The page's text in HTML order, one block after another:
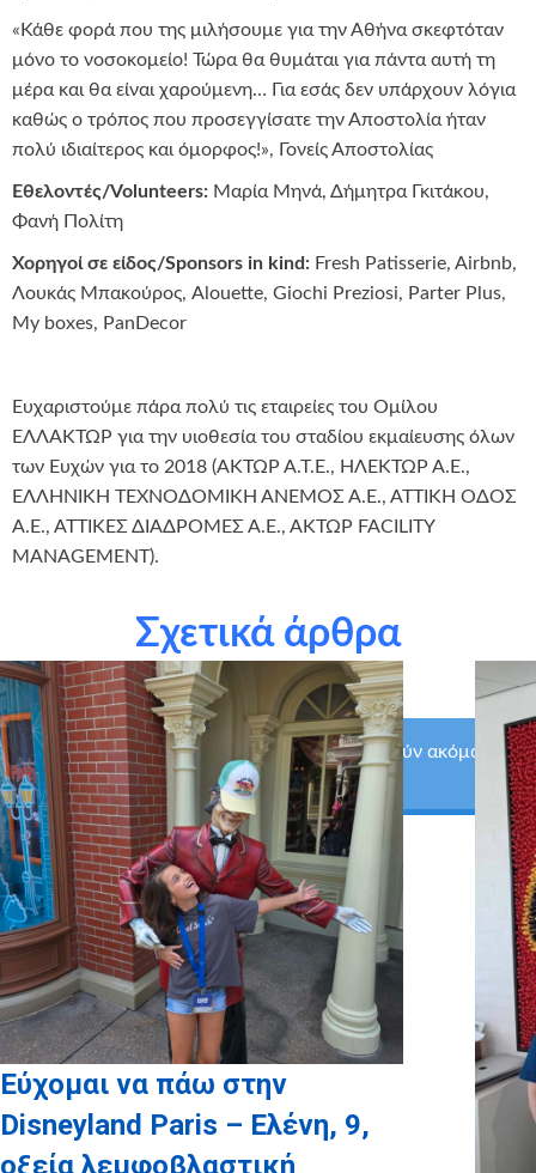
«Κάθε φορά που της μιλήσουμε για την Αθήνα σκεφτόταν
μόνο το νοσοκομείο! Τώρα θα θυμάται για πάντα αυτή τη
μέρα και θα είναι χαρούμενη… Για εσάς δεν υπάρχουν λόγια
καθώς ο τρόπος που προσεγγίσατε την Αποστολία ήταν
πολύ ιδιαίτερος και όμορφος!», Γονείς Αποστολίας
Εθελοντές/Volunteers: Μαρία Μηνά, Δήμητρα Γκιτάκου,
Φανή Πολίτη
Χορηγοί σε είδος/Sponsors in kind: Fresh Patisserie, Airbnb,
Λουκάς Μπακούρος, Alouette, Giochi Preziosi, Parter Plus,
My boxes, PanDecor
Ευχαριστούμε πάρα πολύ τις εταιρείες του Ομίλου
ΕΛΛΑΚΤΩΡ για την υιοθεσία του σταδίου εκμαίευσης όλων
των Ευχών για το 2018 (ΑΚΤΩΡ Α.Τ.Ε., ΗΛΕΚΤΩΡ Α.Ε.,
ΕΛΛΗΝΙΚΗ ΤΕΧΝΟΔΟΜΙΚΗ ΑΝΕΜΟΣ Α.Ε., ΑΤΤΙΚΗ ΟΔΟΣ
Α.Ε., ΑΤΤΙΚΕΣ ΔΙΑΔΡΟΜΕΣ Α.Ε., ΑΚΤΩΡ FACILITY
MANAGEMENT).
Κάντε ΕΔΩ μια δωρεά για να εκπληρωθούν ακόμα
περισσότερες ευχές!
Σχετικά άρθρα
Εύχομαι να πάω στην
Disneyland Paris – Ελένη, 9,
οξεία λεμφοβλαστική